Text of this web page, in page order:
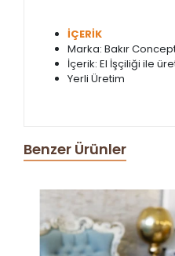
İÇERİK
Marka: Bakır
İçerik: El İşçiliği ile
Yerli Üretim
Benzer Ürünler